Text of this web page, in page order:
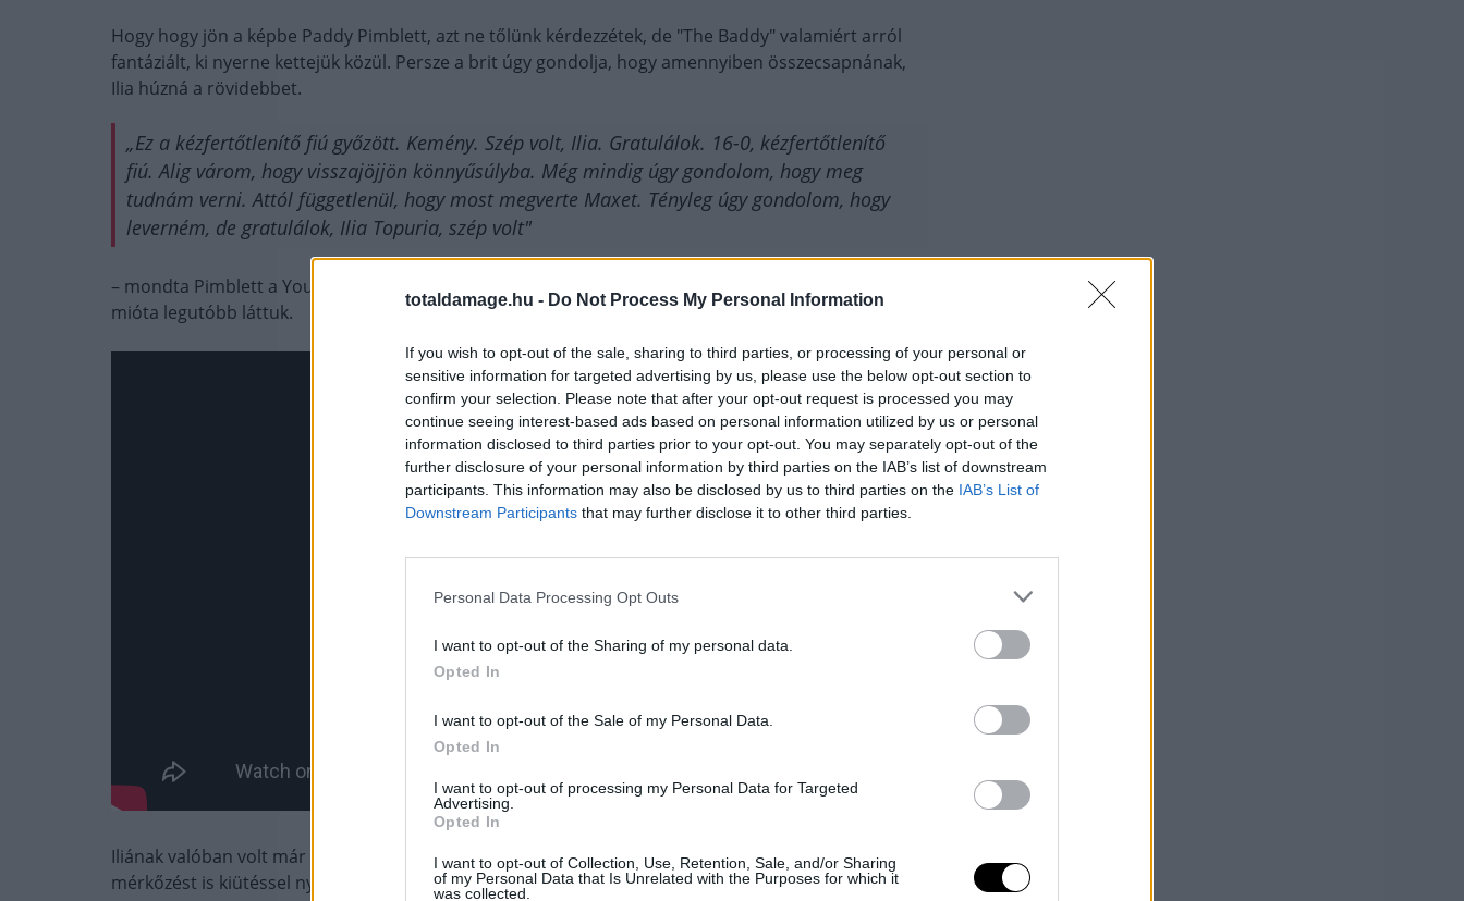
totaldamage.hu - Do Not Process My Personal Information
If you wish to opt-out of the sale, sharing to third parties, or processing of your personal or
sensitive information for targeted advertising by us, please use the below opt-out section to
confirm your selection. Please note that after your opt-out request is processed you may
continue seeing interest-based ads based on personal information utilized by us or personal
information disclosed to third parties prior to your opt-out. You may separately opt-out of the
further disclosure of your personal information by third parties on the IAB’s list of downstream
participants. This information may also be disclosed by us to third parties on the IAB’s List of
Downstream Participants that may further disclose it to other third parties.
Personal Data Processing Opt Outs
I want to opt-out of the Sharing of my personal data.
Opted In
I want to opt-out of the Sale of my Personal Data.
Opted In
I want to opt-out of processing my Personal Data for Targeted
Advertising.
Opted In
I want to opt-out of Collection, Use, Retention, Sale, and/or Sharing
of my Personal Data that Is Unrelated with the Purposes for which it
was collected.
Hogy hogy jön a képbe Paddy Pimblett, azt ne tőlünk kérdezzétek, de "The Baddy" valamiért arról
fantáziált, ki nyerne kettejük közül. Persze a brit úgy gondolja, hogy amennyiben összecsapnának,
Ilia húzná a rövidebbet.
„Ez a kézfertőtlenítő fiú győzött. Kemény. Szép volt, Ilia. Gratulálok. 16-0, kézfertőtlenítő
fiú. Alig várom, hogy visszajöjjön könnyűsúlyba. Még mindig úgy gondolom, hogy meg
tudnám verni. Attól függetlenül, hogy most megverte Maxet. Tényleg úgy gondolom, hogy
leverném, de gratulálok, Ilia Topuria, szép volt"
– mondta Pimblett a YouTube-csatornáján, akire alig lehet ráismerni, annyira meghízott megint,
mióta legutóbb láttuk.
Iliának valóban volt már egy könnyűsúlyú bunyója a UFC-ben, 2022-ben, Jai Herbert ellen, és azt a
mérkőzést is kiütéssel nyerte meg, ráadásul mondta már korábban, hogy dupla bajnok szeretne